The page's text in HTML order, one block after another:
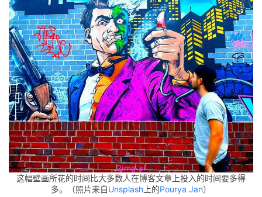
字
形
绘
梦
青
龙
绘
梦
白
泽这幅壁画所花的时间比大多数人在博客文章上投入的时间要多得
多。（照片来自Unsplash 上的Pourya Jan）